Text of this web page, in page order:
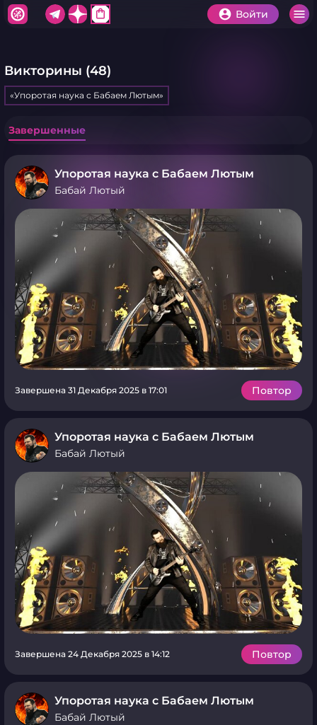
shopping_bag Войти
Викторины (48)
«Упоротая наука с Бабаем Лютым»
Завершенные
Упоротая наука с Бабаем Лютым
Бабай Лютый
Завершена 31 Декабря 2025 в 17:01 Повтор
Упоротая наука с Бабаем Лютым
Бабай Лютый
Завершена 24 Декабря 2025 в 14:12 Повтор
Упоротая наука с Бабаем Лютым
Бабай Лютый